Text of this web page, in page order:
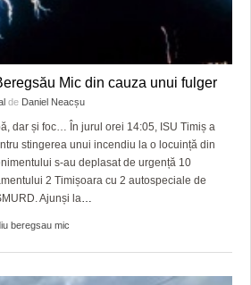
Mic din cauza unui fulger
de Daniel Neacșu
dar și foc… În jurul orei 14:05, ISU Timiș a
stingerea unui incendiu la o locuință din
s-au deplasat de urgență 10
2 Timișoara cu 2 autospeciale de
Ajunși la
beregsau mic